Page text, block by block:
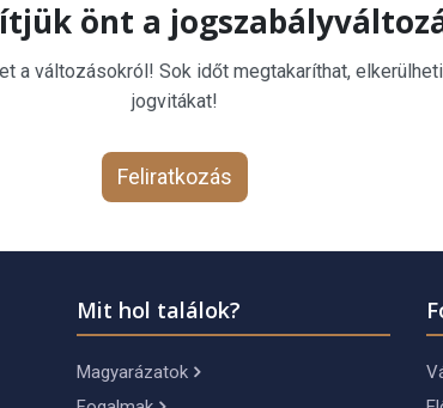
önt a
a változásokról! Sok időt megtakaríthat,
jogvitákat!
Feliratkozás
Mit hol találok?
Magyarázatok